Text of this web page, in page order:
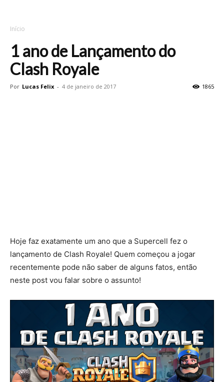
Início
1 ano de Lançamento do
Clash Royale
Por Lucas Felix - 4 de janeiro de 2017 1865
Hoje faz exatamente um ano que a Supercell fez o
lançamento de Clash Royale! Quem começou a jogar
recentemente pode não saber de alguns fatos, então
neste post vou falar sobre o assunto!